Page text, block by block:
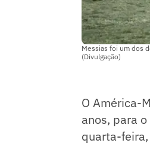
Messias foi um dos
(Divulgação)
O América-
anos, para
quarta-